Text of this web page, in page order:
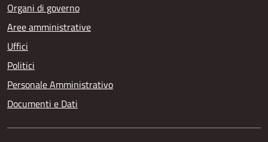
Organi di governo
Aree amministrative
Uffici
Politici
Personale Amministrativo
Documenti e Dati